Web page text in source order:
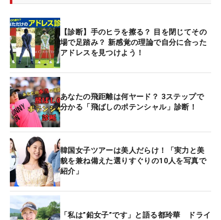
【診断】手のヒラを擦る？ 目を閉じてその
場で足踏み？ 新感覚の理論で自分に合った
アドレスを見つけよう！
あなたの飛距離は何ヤード？ 3ステップで
分かる「飛ばしのポテンシャル」診断！
韓国女子ツアーは美人だらけ！「実力と美
貌を兼ね備えた選りすぐりの10人を写真で
紹介」
「私は”鉛女子”です」と語る都玲華 ドライ